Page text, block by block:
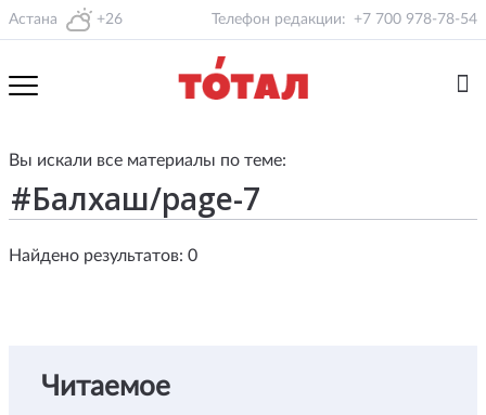
Астана +26 Телефон редакции: +7 700 978-78-54
Вы искали все материалы по теме:
Найдено результатов: 0
Читаемое